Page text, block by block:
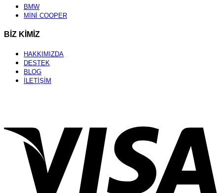
BMW
MİNİ COOPER
BİZ KİMİZ
HAKKIMIZDA
DESTEK
BLOG
İLETİŞİM